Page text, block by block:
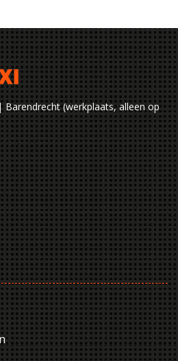
(werkplaats, alleen op